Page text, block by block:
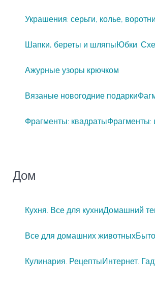
Украшения: серьги, колье,
Шапки, береты и шляпыЮбки.
Ажурные узоры крючком
Вязаные новогодние подарки
Фрагменты: квадратыФрагменты:
Дом
Кухня. Все для кухниДомашний
Все для домашних животных
Кулинария. РецептыИнтернет.